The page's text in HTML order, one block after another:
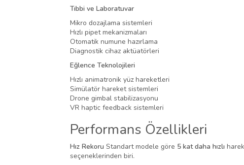
Tıbbi ve Laboratuvar
Mikro dozajlama sistemleri
Hızlı pipet mekanizmaları
Otomatik numune hazırlama
Diagnostik cihaz aktüatörleri
Eğlence Teknolojileri
Hızlı animatronik yüz hareketleri
Simülatör hareket sistemleri
Drone gimbal stabilizasyonu
VR haptic feedback sistemleri
Performans Özellikleri
Hız Rekoru Standart modele göre 5 kat daha hızlı
seçeneklerinden biri.